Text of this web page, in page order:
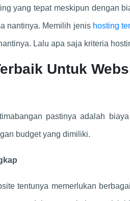
yang tepat meskipun dengan
nantinya. Memilih jenishosting
Lalu apa saja kriteria
Untuk
pastinya adalah
budget yang dimiliki.
tentunya memerlukan